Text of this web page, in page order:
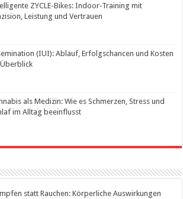
ZYCLE-Bikes: Indoor-Training mit
Leistung und Vertrauen
(IUI): Ablauf, Erfolgschancen und Kosten
als Medizin: Wie es Schmerzen, Stress und
im Alltag beeinflusst
statt Rauchen: Körperliche Auswirkungen